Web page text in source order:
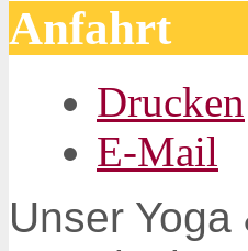
Anfahrt
Drucken
E-Mail
Unser